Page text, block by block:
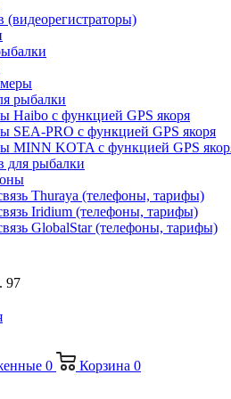
(видеорегистраторы)
рыбалки
Haibo с функцией GPS якоря
SEA-PRO с функцией GPS якоря
MINN KOTA с функцией GPS
для рыбалки
Thuraya (телефоны, тарифы)
Iridium (телефоны, тарифы)
GlobalStar (телефоны, тарифы)
97
0 Корзина 0